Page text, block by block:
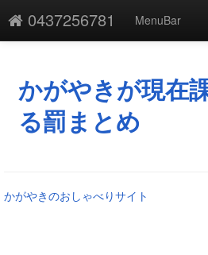
0437256781
MenuBar
添付
凍結
かがやきが現在
る罰まとめ
かがやきのおしゃべりサイト